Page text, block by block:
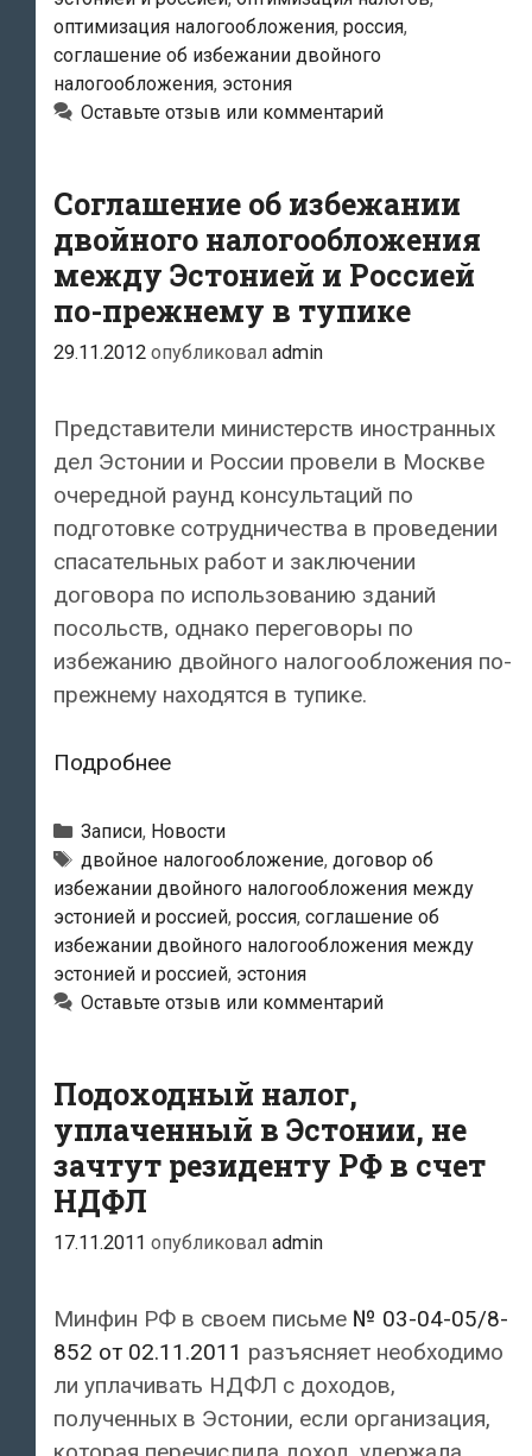
по
подготовке
соглашения
об
налогообложения
оптимизация налогообложения, россия,
соглашение об избежании двойного
налогообложения, эстония
Оставьте отзыв или комментарий
Соглашение об избежании
двойного налогообложения
между Эстонией и Россией
по-прежнему в тупике
29.11.2012 опубликовал admin
Представители министерств иностранных
дел Эстонии и России провели в Москве
очередной раунд консультаций по
подготовке сотрудничества в проведении
спасательных работ и заключении
договора по использованию зданий
посольств, однако переговоры по
избежанию двойного налогообложения по-
прежнему находятся в тупике.
ПодробнееСоглашение
избежании
двойного
налогообложения
между
Эстонией
и
прежнему
в
тупике
Рубрики
Записи, Новости
Метки
двойное налогообложение, договор об
избежании двойного налогообложения между
эстонией и россией, россия, соглашение об
избежании двойного налогообложения между
эстонией и россией, эстония
Оставьте отзыв или комментарий
Подоходный налог,
уплаченный в Эстонии, не
зачтут резиденту РФ в счет
НДФЛ
17.11.2011 опубликовал admin
Минфин РФ в своем письме № 03-04-05/8-
852 от 02.11.2011 разъясняет необходимо
ли уплачивать НДФЛ с доходов,
полученных в Эстонии, если организация,